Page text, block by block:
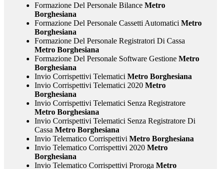
Formazione Del Personale BilanceMetro
Borghesiana
Formazione Del Personale Cassetti Automatici Metro
Borghesiana
Formazione Del Personale Registratori Di Cassa
Metro Borghesiana
Formazione Del Personale Software GestioneMetro
Borghesiana
Invio Corrispettivi Telematici Metro Borghesiana
Invio Corrispettivi Telematici 2020Metro
Borghesiana
Invio Corrispettivi Telematici Senza Registratore
Metro Borghesiana
Invio Corrispettivi Telematici Senza Registratore Di
Cassa Metro Borghesiana
Invio Telematico Corrispettivi Metro Borghesiana
Invio Telematico Corrispettivi 2020Metro
Borghesiana
Invio Telematico Corrispettivi Proroga Metro